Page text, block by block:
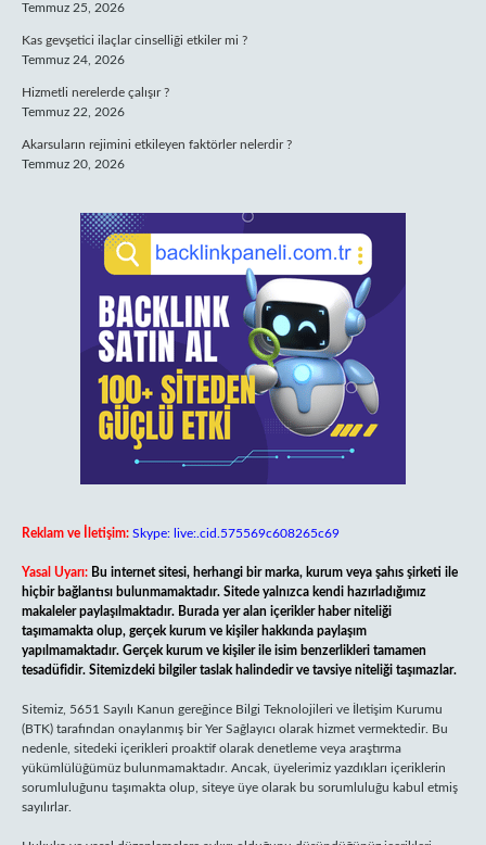
Temmuz 25, 2026
Kas gevşetici ilaçlar cinselliği etkiler mi ?
Temmuz 24, 2026
Hizmetli nerelerde çalışır ?
Temmuz 22, 2026
Akarsuların rejimini etkileyen faktörler nelerdir ?
Temmuz 20, 2026
Reklam ve İletişim: Skype: live:.cid.575569c608265c69
Yasal Uyarı: Bu internet sitesi, herhangi bir marka, kurum veya şahıs şirketi ile
hiçbir bağlantısı bulunmamaktadır. Sitede yalnızca kendi hazırladığımız
makaleler paylaşılmaktadır. Burada yer alan içerikler haber niteliği
taşımamakta olup, gerçek kurum ve kişiler hakkında paylaşım
yapılmamaktadır. Gerçek kurum ve kişiler ile isim benzerlikleri tamamen
tesadüfidir. Sitemizdeki bilgiler taslak halindedir ve tavsiye niteliği taşımazlar.
Sitemiz, 5651 Sayılı Kanun gereğince Bilgi Teknolojileri ve İletişim Kurumu
(BTK) tarafından onaylanmış bir Yer Sağlayıcı olarak hizmet vermektedir. Bu
nedenle, sitedeki içerikleri proaktif olarak denetleme veya araştırma
yükümlülüğümüz bulunmamaktadır. Ancak, üyelerimiz yazdıkları içeriklerin
sorumluluğunu taşımakta olup, siteye üye olarak bu sorumluluğu kabul etmiş
sayılırlar.